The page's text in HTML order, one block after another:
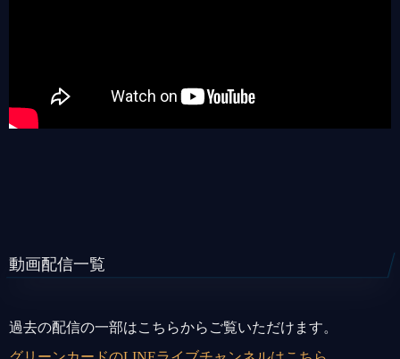
動画配信一覧
過去の配信の一部はこちらからご覧いただけます。